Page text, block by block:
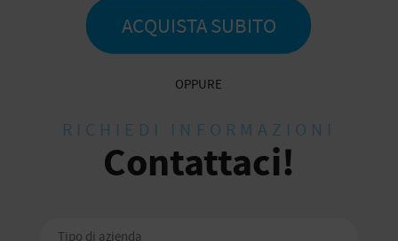
ACQUISTA SUBITO
OPPURE
RICHIEDI INFORMAZIONI
Contattaci!